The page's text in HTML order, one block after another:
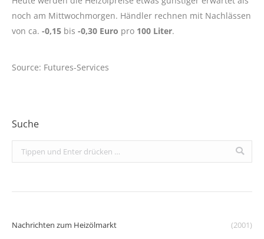
noch am Mittwochmorgen. Händler rechnen mit Nachlässen
von ca. -0,15 bis -0,30 Euro pro 100 Liter.
Source: Futures-Services
Suche
Search:
Nachrichten zum Heizölmarkt
(2001)